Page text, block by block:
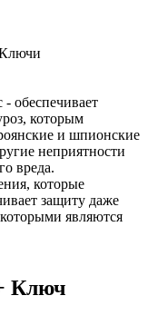
- обеспечивает
которым
и шпионские
неприятности
вреда.
которые
защиту даже
являются
Ключ